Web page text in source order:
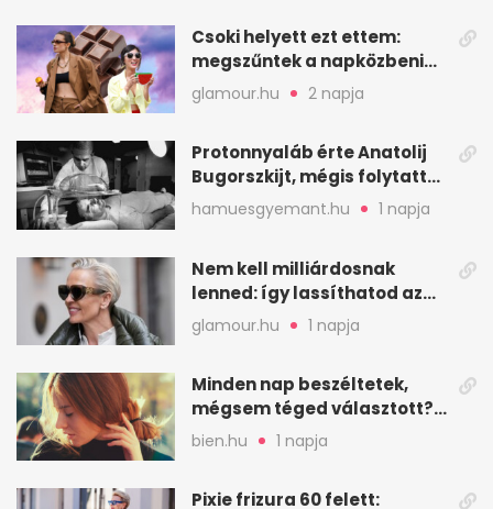
Csoki helyett ezt ettem:
megszűntek a napközbeni
nassolási rohamok
glamour.hu 2 napja
Protonnyaláb érte Anatolij
Bugorszkijt, mégis folytatta
a munkát
hamuesgyemant.hu 1 napja
Nem kell milliárdosnak
lenned: így lassíthatod az
öregedést a biológus szerint
glamour.hu 1 napja
Minden nap beszéltetek,
mégsem téged választott?
Ez az érzelmi csapda
bien.hu 1 napja
Pixie frizura 60 felett: